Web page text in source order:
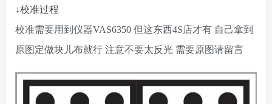
↓校准过程
校准需要用到仪器VAS6350 但这东西4S店才有 自己拿到
原图定做块儿布就行 注意不要太反光 需要原图请留言